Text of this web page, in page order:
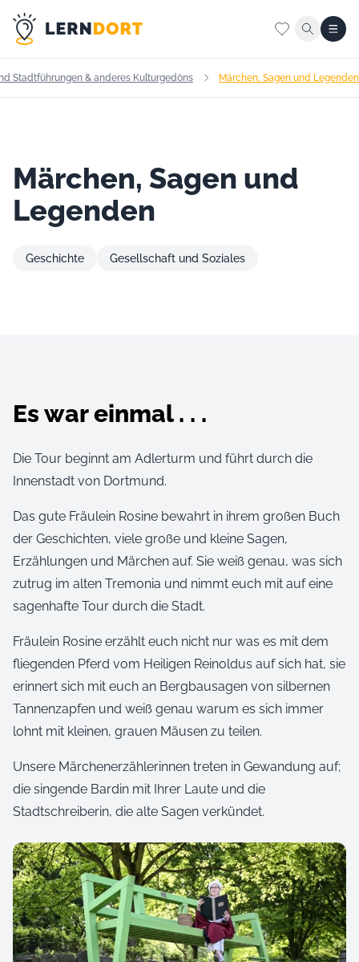
Stadtführungen & anderes Kulturgedöns Märchen, Sagen und Legenden
Märchen, Sagen und
Legenden
Geschichte Gesellschaft und Soziales
Es war einmal . . .
Die Tour beginnt am Adlerturm und führt durch die
Innenstadt von Dortmund.
Das gute Fräulein Rosine bewahrt in ihrem großen Buch
der Geschichten, viele große und kleine Sagen,
Erzählungen und Märchen auf. Sie weiß genau, was sich
zutrug im alten Tremonia und nimmt euch mit auf eine
sagenhafte Tour durch die Stadt.
Fräulein Rosine erzählt euch nicht nur was es mit dem
fliegenden Pferd vom Heiligen Reinoldus auf sich hat, sie
erinnert sich mit euch an Bergbausagen von silbernen
Tannenzapfen und weiß genau warum es sich immer
lohnt mit kleinen, grauen Mäusen zu teilen.
Unsere Märchenerzählerinnen treten in Gewandung auf;
die singende Bardin mit Ihrer Laute und die
Stadtschreiberin, die alte Sagen verkündet.